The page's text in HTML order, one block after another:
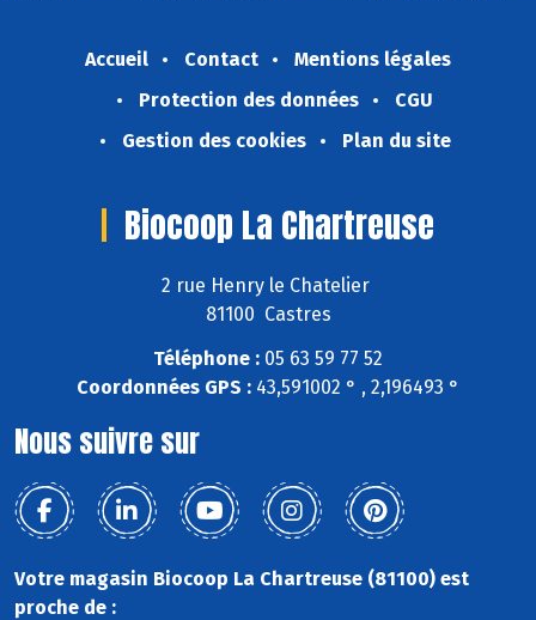
Accueil Contact
Mentions légales
Protection des données
CGU
Gestion des cookies
Plan du site
Biocoop La Chartreuse
2 rue Henry le Chatelier
81100 Castres
Téléphone : 05 63 59 77 52
Coordonnées GPS : 43,591002 ° , 2,196493 °
Nous suivre sur
Votre magasin Biocoop La Chartreuse (81100) est
proche de :